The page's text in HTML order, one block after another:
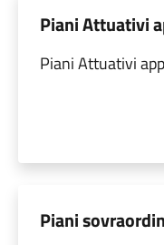
Piani Attuativi
Piani Attuativi
Piani